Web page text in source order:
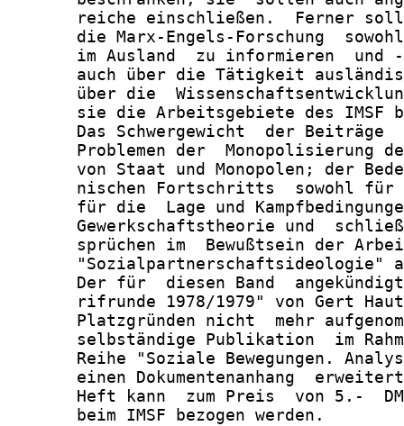
reiche einschließen.  Ferner
die Marx-Engels-Forschung
im Ausland  zu informieren  und
auch über die Tätigkeit
über die
sie die Arbeitsgebiete des IMSF
Das Schwergewicht  der Beiträge
Problemen der  Monopolisierung
von Staat und Monopolen; der
nischen Fortschritts  sowohl
für die  Lage und
Gewerkschaftstheorie und
sprüchen im  Bewußtsein der
"Sozialpartnerschaftsideologie"
Der für  diesen Band
rifrunde 1978/1979" von Gert
Platzgründen nicht  mehr
selbständige Publikation  im
Reihe "Soziale Bewegungen.
einen Dokumentenanhang
Heft kann  zum Preis  von 5.-
       beim IMSF bezogen werden.